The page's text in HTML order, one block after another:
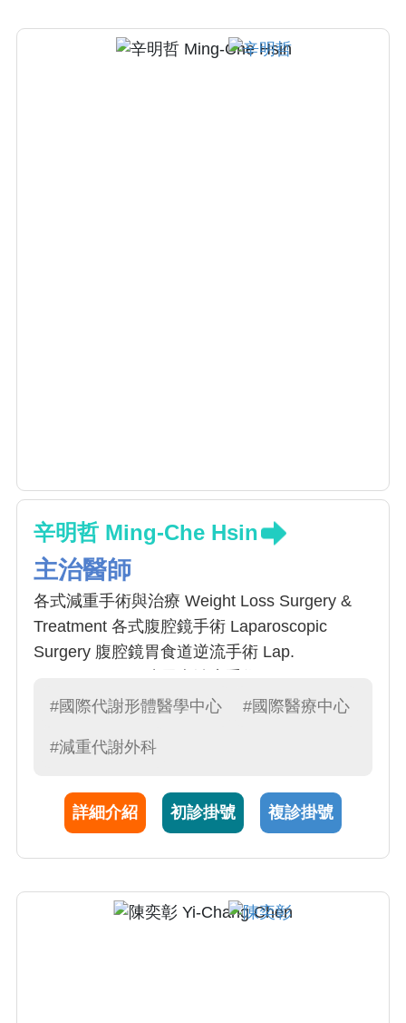
辛明哲 Ming-Che Hsin
主治醫師
各式減重手術與治療 Weight Loss Surgery &
Treatment 各式腹腔鏡手術 Laparoscopic
Surgery 腹腔鏡胃食道逆流手術 Lap.
Surgery 甲狀腺手術 Thyroidectomy 經口甲狀
#國際代謝形體醫學中心 #國際醫療中心
#減重代謝外科
詳細介紹 初診掛號 複診掛號